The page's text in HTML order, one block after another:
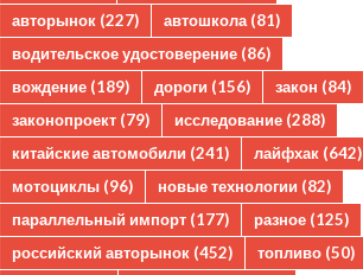
авторынок (227) автошкола (81)
водительское удостоверение (86)
вождение (189) дороги (156) закон (84)
законопроект (79) исследование (288)
китайские автомобили (241) лайфхак (642)
мотоциклы (96) новые технологии (82)
параллельный импорт (177) разное (125)
российский авторынок (452) топливо (50)